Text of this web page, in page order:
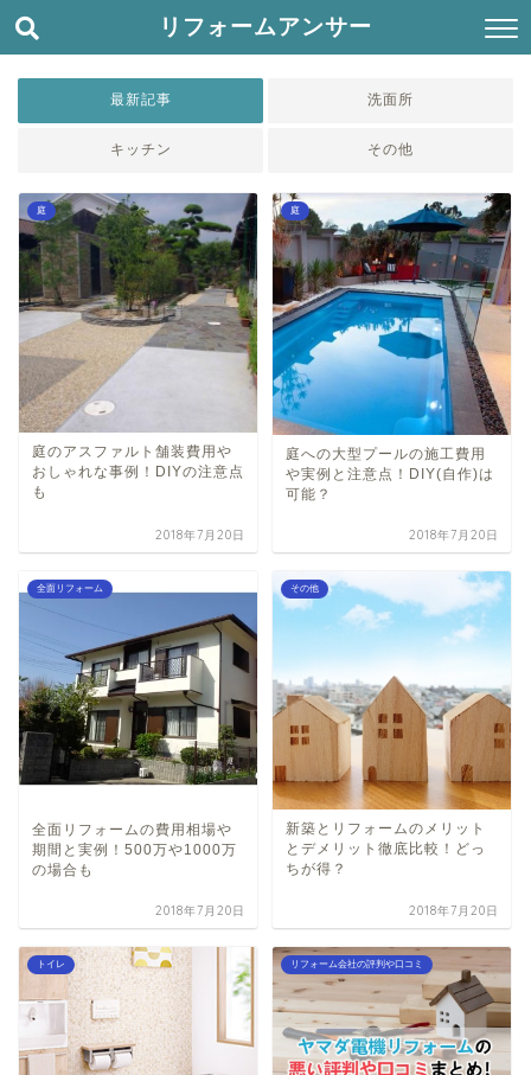
リフォームアンサー
最新記事 洗面所
キッチン その他
庭
庭のアスファルト舗装費用や
おしゃれな事例！DIYの注意点
も
2018年7月20日
庭
庭への大型プールの施工費用
や実例と注意点！DIY(自作)は
可能？
2018年7月20日
全面リフォーム
全面リフォームの費用相場や
期間と実例！500万や1000万
の場合も
2018年7月20日
その他
新築とリフォームのメリット
とデメリット徹底比較！どっ
ちが得？
2018年7月20日
トイレ リフォーム会社の評判や口コミ